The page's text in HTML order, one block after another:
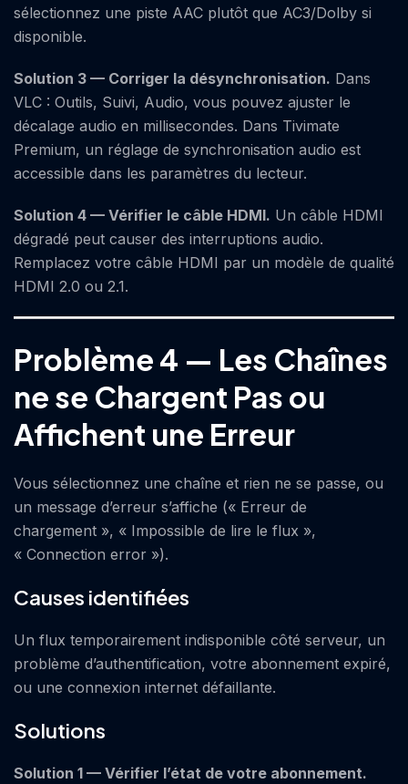
sélectionnez une piste AAC plutôt que AC3/Dolby si
disponible.
Solution 3 — Corriger la désynchronisation. Dans
VLC : Outils, Suivi, Audio, vous pouvez ajuster le
décalage audio en millisecondes. Dans Tivimate
Premium, un réglage de synchronisation audio est
accessible dans les paramètres du lecteur.
Solution 4 — Vérifier le câble HDMI. Un câble HDMI
dégradé peut causer des interruptions audio.
Remplacez votre câble HDMI par un modèle de qualité
HDMI 2.0 ou 2.1.
Problème 4 — Les Chaînes
ne se Chargent Pas ou
Affichent une Erreur
Vous sélectionnez une chaîne et rien ne se passe, ou
un message d’erreur s’affiche (« Erreur de
chargement », « Impossible de lire le flux »,
« Connection error »).
Causes identifiées
Un flux temporairement indisponible côté serveur, un
problème d’authentification, votre abonnement expiré,
ou une connexion internet défaillante.
Solutions
Solution 1 — Vérifier l’état de votre abonnement.